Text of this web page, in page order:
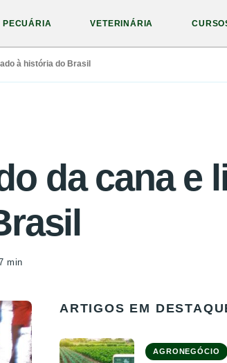
PECUÁRIA VETERINÁRIA
à história do Brasil
da cana e
min
ARTIGOS EM
AGRONEGÓCIO